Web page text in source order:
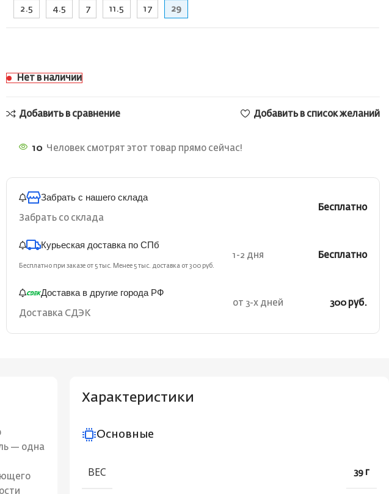
2.5 4.5 7 11.5 17 29
Нет в наличии
Добавить в сравнение Добавить в список желаний
10 Человек смотрят этот товар прямо сейчас!
Забрать с нашего склада
Забрать со склада
Бесплатно
Курьеская доставка по СПб
Бесплатно при заказе от 5 тыс. Менее 5 тыс. доставка от 300 руб.
1-2 дня Бесплатно
Доставка в другие города РФ
Доставка СДЭК
от 3-х дней 300 руб.
— одна
Характеристики
Основные
ВЕС 39 г